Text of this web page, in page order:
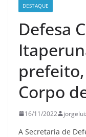
DESTAQUE
Defesa
Corpo
16/11/2022
A Secretaria de